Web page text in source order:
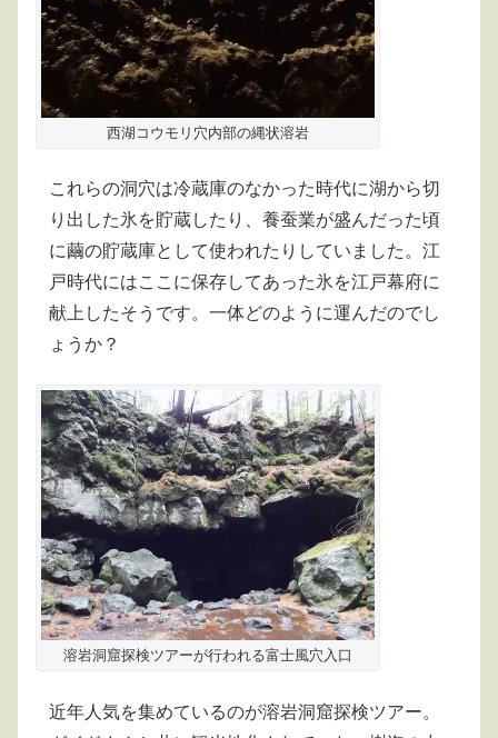
西湖コウモリ穴内部の縄状溶岩
これらの洞穴は冷蔵庫のなかった時代に湖から切
り出した氷を貯蔵したり、養蚕業が盛んだった頃
に繭の貯蔵庫として使われたりしていました。江
戸時代にはここに保存してあった氷を江戸幕府に
献上したそうです。一体どのように運んだのでし
ょうか？
溶岩洞窟探検ツアーが行われる富士風穴入口
近年人気を集めているのが溶岩洞窟探検ツアー。